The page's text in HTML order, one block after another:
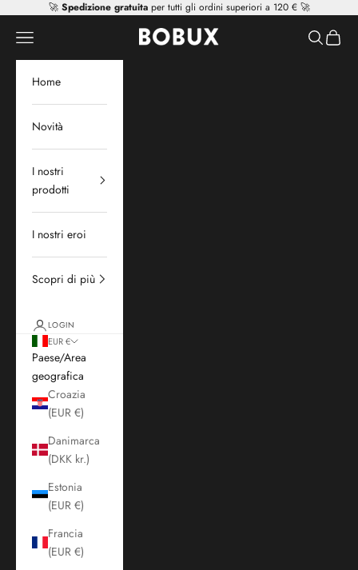
Vai al contenuto
🚀 Spedizione gratuitaper tutti gli ordini superiori a 120 € 🚀
Mr Tiggle - Distributor
Apri il menu di navigazione Mostra il
Home
Novità
I nostri
prodotti
I nostri eroi
Scopri di più
LOGIN
EUR €
Paese/Area
geografica
Croazia
(EUR €)
Danimarca
(DKK kr.)
Estonia
(EUR €)
Francia
(EUR €)